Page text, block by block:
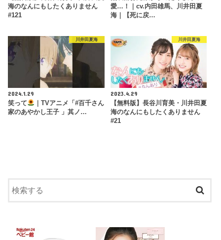
海のなんにもしたくありません
#121
愛…！｜cv.内田雄馬、川井田夏
海｜【死に戻…
川井田夏海
2024.1.29
笑って
｜TVアニメ「#百千さん
家のあやかし王子 」其ノ…
川井田夏海
2023.4.29
【無料版】長谷川育美・川井田夏
海のなんにもしたくありません
#21